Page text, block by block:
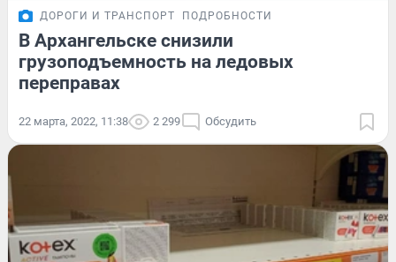
ДОРОГИ И ТРАНСПОРТ ПОДРОБНОСТИ
В Архангельске снизили
грузоподъемность на ледовых
переправах
22 марта, 2022, 11:38 2 299 Обсудить